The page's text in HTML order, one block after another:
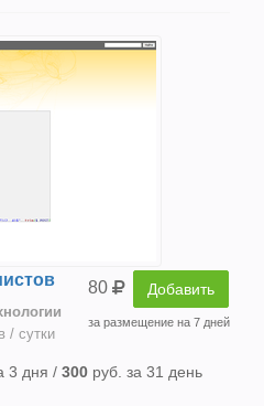
80 Добавить
за размещение на 7 дней
/ сутки
3 дня / 300 руб. за 31 день